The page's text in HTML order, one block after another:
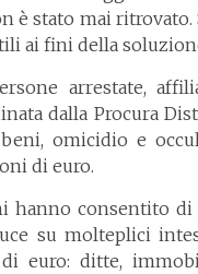
è stato mai
ai fini della
arrestate,
dalla Procura
omicidio e
di euro.
hanno consentito
su molteplici
euro: ditte,